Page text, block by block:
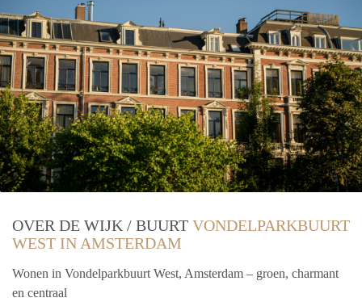
OVER DE WIJK / BUURT VONDELPARKBUURT
WEST IN AMSTERDAM
Wonen in Vondelparkbuurt West, Amsterdam – groen, charmant
en centraal